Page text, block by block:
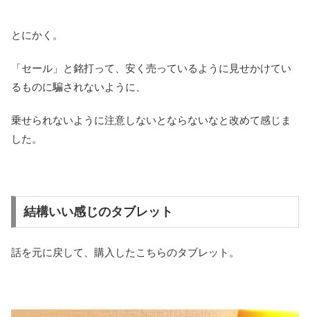
とにかく。
「セール」と銘打って、安く売っているように見せかけてい
るものに騙されないように、
乗せられないように注意しないとならないなと改めて感じま
した。
結構いい感じのタブレット
話を元に戻して、購入したこちらのタブレット。